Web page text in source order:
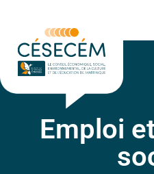
Emploi